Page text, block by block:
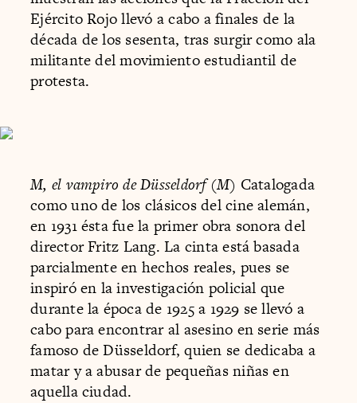
Ejército Rojo llevó a cabo a finales de la
década de los sesenta, tras surgir como ala
militante del movimiento estudiantil de
protesta.
M, el vampiro de Düsseldorf (M) Catalogada
como uno de los clásicos del cine alemán,
en 1931 ésta fue la primer obra sonora del
director Fritz Lang. La cinta está basada
parcialmente en hechos reales, pues se
inspiró en la investigación policial que
durante la época de 1925 a 1929 se llevó a
cabo para encontrar al asesino en serie más
famoso de Düsseldorf, quien se dedicaba a
matar y a abusar de pequeñas niñas en
aquella ciudad.